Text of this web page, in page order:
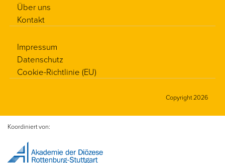
Über uns
Kontakt
Impressum
Datenschutz
Cookie-Richtlinie (EU)
Copyright 2026
Koordiniert von: